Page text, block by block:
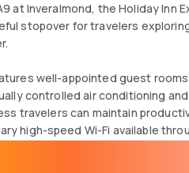
at Inveralmond, the Holiday Inn
stopover for travelers
well-appointed guest
controlled air conditioning
travelers can maintain
high-speed Wi-Fi available